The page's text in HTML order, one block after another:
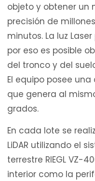
objeto y obtener un
precisión de
minutos. La luz
por eso es posible
del tronco y del
El equipo posee
que genera al
grados.
En cada lote se
LiDAR utilizando el
terrestre RIEGL VZ-
interior como la